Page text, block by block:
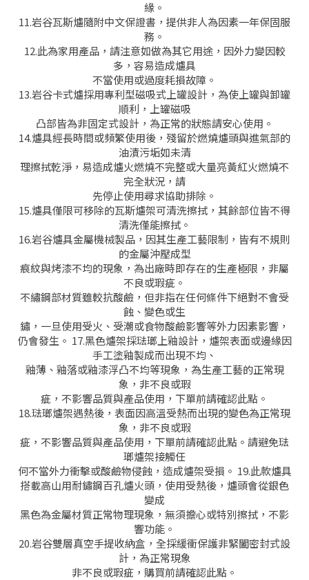
緣。
11.岩谷瓦斯爐隨附中文保證書，提供非人為因素一年保固服
務。
12.此為家用產品，請注意如做為其它用途，因外力變因較
多，容易造成爐具
不當使用或過度耗損故障。
13.岩谷卡式爐採用專利型磁吸式上罐設計，為使上罐與卸罐
順利，上罐磁吸
凸部皆為非固定式設計，為正常的狀態請安心使用。
14.爐具經長時間或頻繁使用後，殘留於燃燒爐頭與進氣部的
油漬污垢如未清
理擦拭乾淨，易造成爐火燃燒不完整或大量亮黃紅火燃燒不
完全狀況，請
先停止使用尋求協助排除。
15.爐具僅限可移除的瓦斯爐架可清洗擦拭，其餘部位皆不得
清洗僅能擦拭。
16.岩谷爐具金屬機械製品，因其生產工藝限制，皆有不規則
的金屬沖壓成型
痕紋與烤漆不均的現象，為出廠時即存在的生產極限，非屬
不良或瑕疵。
不繡鋼部材質雖較抗酸鹼，但非指在任何條件下絕對不會受
蝕、變色或生
鏽，一旦使用受火、受潮或食物酸鹼影響等外力因素影響，
仍會發生。 17.黑色爐架採琺瑯上釉設計，爐架表面或邊緣因
手工塗釉製成而出現不均、
釉薄、釉落或釉漆浮凸不均等現象，為生產工藝的正常現
象，非不良或瑕
疵，不影響品質與產品使用，下單前請確認此點。
18.琺瑯爐架遇熱後，表面因高溫受熱而出現的變色為正常現
象，非不良或瑕
疵，不影響品質與產品使用，下單前請確認此點。請避免琺
瑯爐架接觸任
何不當外力衝擊或酸鹼物侵蝕，造成爐架受損。 19.此款爐具
搭載高山用耐鏽鋼百孔爐火頭，使用受熱後，爐頭會從銀色
變成
黑色為金屬材質正常物理現象，無須擔心或特別擦拭，不影
響功能。
20.岩谷雙層真空手提收納盒，全採緩衝保護非緊闔密封式設
計，為正常現象
非不良或瑕疵，購買前請確認此點。